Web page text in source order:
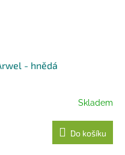
- hnědá
Skladem
Do košíku